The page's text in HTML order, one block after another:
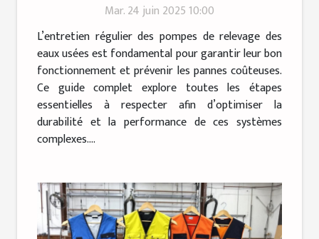
eaux uséesMar. 24 juin 2025 10:00
L’entretien régulier des pompes de relevage des
eaux usées est fondamental pour garantir leur bon
fonctionnement et prévenir les pannes coûteuses.
Ce guide complet explore toutes les étapes
essentielles à respecter afin d’optimiser la
durabilité et la performance de ces systèmes
complexes....